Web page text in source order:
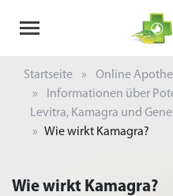
Startseite
Online
Informationen über
Levitra, Kamagra und
Wie wirkt Kamagra?
Wie wirkt Kamagra?